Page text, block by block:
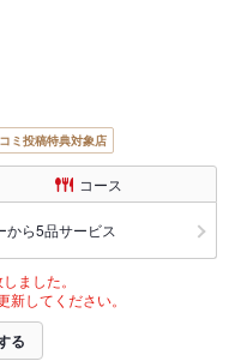
ミ投稿特典対象店
コース
から5品サービス
ました。
してください。
る